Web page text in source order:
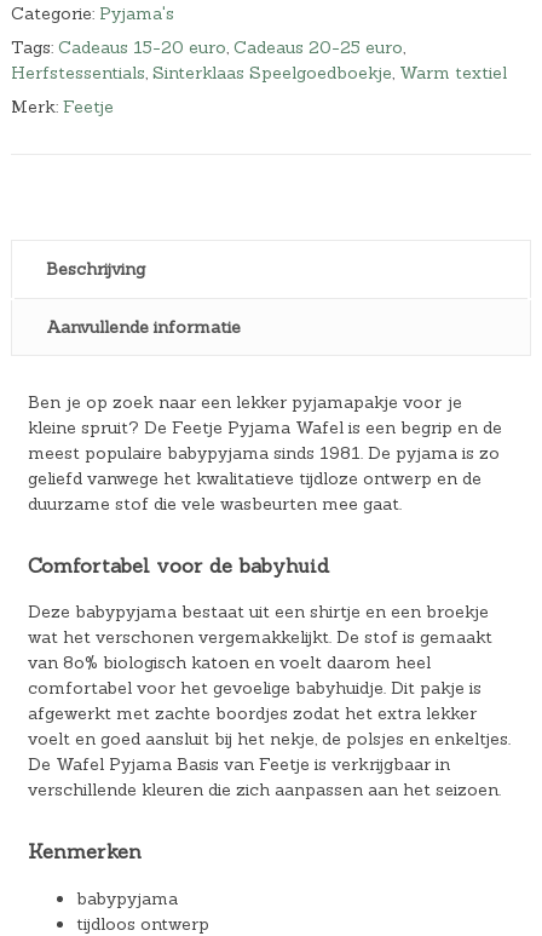
Categorie: Pyjama's
Tags: Cadeaus 15-20 euro, Cadeaus 20-25 euro,
Herfstessentials, Sinterklaas Speelgoedboekje, Warm textiel
Merk: Feetje
Beschrijving
Aanvullende informatie
Ben je op zoek naar een lekker pyjamapakje voor je
kleine spruit? De Feetje Pyjama Wafel is een begrip en de
meest populaire babypyjama sinds 1981. De pyjama is zo
geliefd vanwege het kwalitatieve tijdloze ontwerp en de
duurzame stof die vele wasbeurten mee gaat.
Comfortabel voor de babyhuid
Deze babypyjama bestaat uit een shirtje en een broekje
wat het verschonen vergemakkelijkt. De stof is gemaakt
van 8o% biologisch katoen en voelt daarom heel
comfortabel voor het gevoelige babyhuidje. Dit pakje is
afgewerkt met zachte boordjes zodat het extra lekker
voelt en goed aansluit bij het nekje, de polsjes en enkeltjes.
De Wafel Pyjama Basis van Feetje is verkrijgbaar in
verschillende kleuren die zich aanpassen aan het seizoen.
Kenmerken
babypyjama
tijdloos ontwerp